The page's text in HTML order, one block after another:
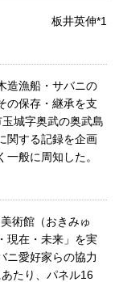
板井英伸*1
造漁船・サバニの
の保存・継承を支
城字奥武の奥武島
関する記録を企画
般に周知した。
術館（おきみゅ
現在・未来」を実
ニ愛好家らの協力
たり、パネル16